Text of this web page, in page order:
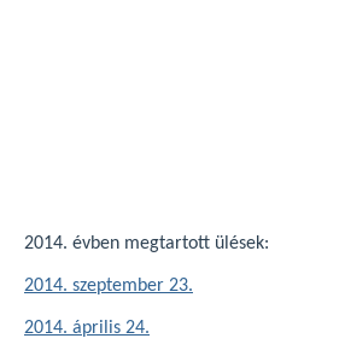
2014. évben megtartott ülések:
2014. szeptember 23.
2014. április 24.